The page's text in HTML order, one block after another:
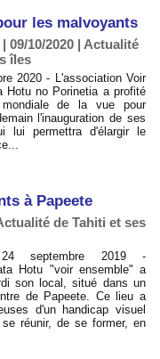
les malvoyants
09/10/2020 | Actualité
îles
2020 - L'association Voir
Hotu no Porinetia a profité
de la vue pour
l'inauguration de ses
lui permettra d'élargir le
à Papeete
de Tahiti et ses
septembre 2019 -
Hotu "voir ensemble" a
son local, situé dans un
de Papeete. Ce lieu a
d'un handicap visuel
réunir, de se former, en